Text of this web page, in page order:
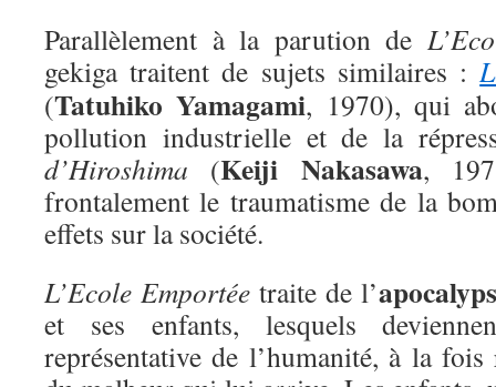
Parallèlement à la parution de
gekiga traitent de sujets similaires :
(Tatuhiko Yamagami, 1970), qui
pollution industrielle et de la
d’Hiroshima (Keiji Nakasawa,
frontalement le traumatisme de la
effets sur la société.
L’Ecole Emportéetraite de l’
et ses enfants, lesquels
représentative de l’humanité, à la